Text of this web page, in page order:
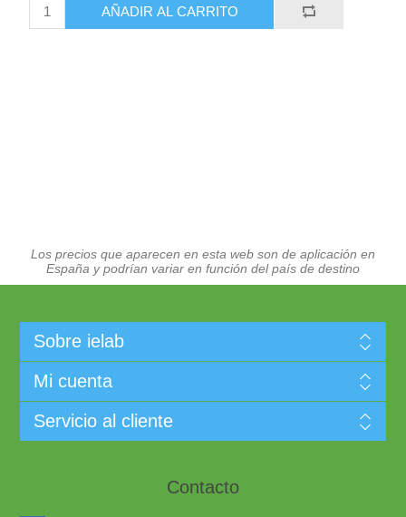
AÑADIR AL CARRITO
Los precios que aparecen en esta web son de aplicación en
España y podrían variar en función del país de destino
Sobre ielab
Mi cuenta
Servicio al cliente
Contacto